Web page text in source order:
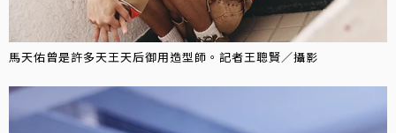
馬天佑曾是許多天王天后御用造型師。記者王聰賢／攝影